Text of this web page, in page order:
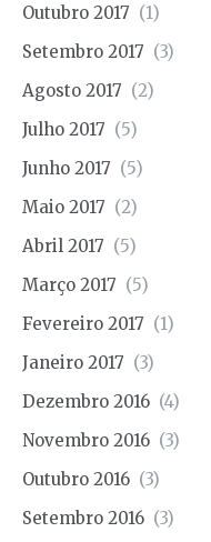
Outubro 2017 (1)
Setembro 2017 (3)
Agosto 2017 (2)
Julho 2017 (5)
Junho 2017 (5)
Maio 2017 (2)
Abril 2017 (5)
Março 2017 (5)
Fevereiro 2017 (1)
Janeiro 2017 (3)
Dezembro 2016 (4)
Novembro 2016 (3)
Outubro 2016 (3)
Setembro 2016 (3)